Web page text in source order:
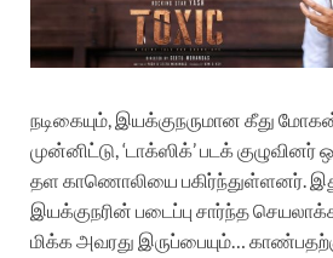
நடிகையும், இயக்குநருமான கீது
முன்னிட்டு, ‘டாக்ஸிக்’ படக் குழுவினர்
தள காணொலியை பகிர்ந்துள்ளனர்.
இயக்குநரின் படைப்பு சார்ந்த
மிக்க அவரது இருப்பையும்…